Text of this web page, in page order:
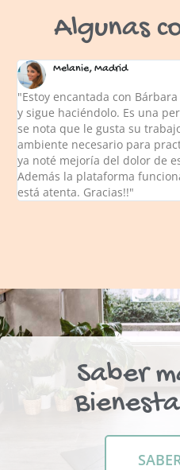
Algunas
Melanie, Madrid
"Estoy encantada con
y sigue haciéndolo. Es una
se nota que le gusta su
ambiente necesario para
ya noté mejoría del dolor de
Además la plataforma
está atenta. Gracias!!"
Saber